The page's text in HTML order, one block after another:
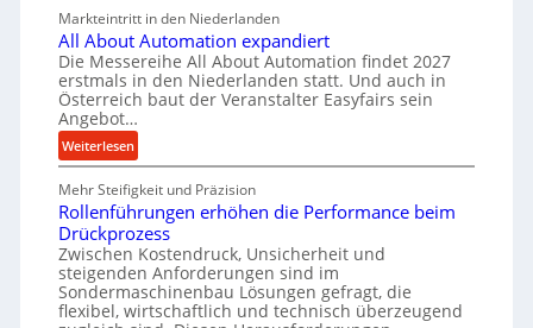
a
u
p
r
o
e
s
s
h
a
f
t
i
g
t
s
i
c
e
r
s
o
u
n
g
e
n
t
s
p
s
c
h
i
n
e
n
a
u
B
e
s
Markteintritt in den Niederlanden
All About Automation expandiert
Die Messereihe All About Automation findet 2027
erstmals in den Niederlanden statt. Und auch in
Österreich baut der Veranstalter Easyfairs sein
Angebot…
Weiterlesen:
A
l
l
A
b
o
u
Mehr Steifigkeit und Präzision
Rollenführungen erhöhen die Performance beim
Drückprozess
Zwischen Kostendruck, Unsicherheit und
steigenden Anforderungen sind im
Sondermaschinenbau Lösungen gefragt, die
flexibel, wirtschaftlich und technisch überzeugend